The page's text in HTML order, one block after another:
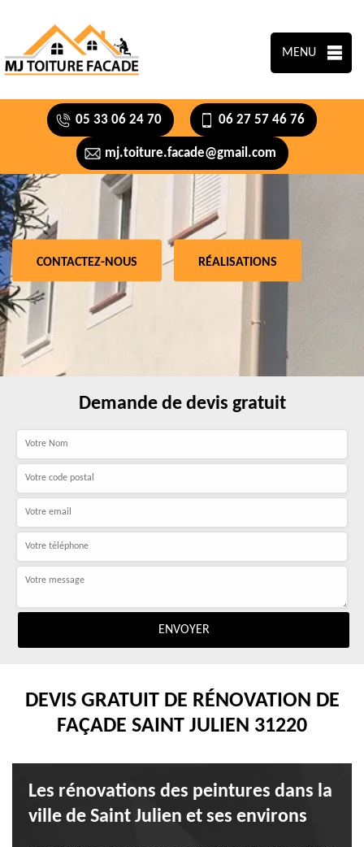
MENU
05 33 06 24 70 06 27 57 46 76
mj.toiture.facade@gmail.com
CONTACTEZ-NOUS RÉALISATIONS
Demande de devis gratuit
DEVIS GRATUIT DE RÉNOVATION DE
FAÇADE SAINT JULIEN 31220
Les rénovations des peintures dans la
ville de Saint Julien et ses environs